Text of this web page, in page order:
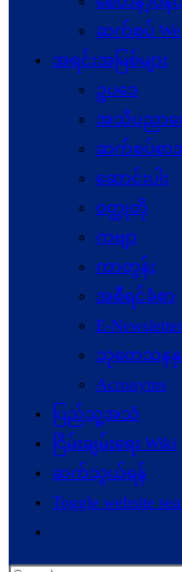
ဆက်စပ်
အရင်းအမြစ်များ
ဥပဒေ
အသိပညာပ
ဆက်စပ်စာအု
ဆောင်းပါး
ဝတ္ထုတို
ကဗျာ
ကာတွန်း
အစီရင်ခံစာ
E-
သုတေသနနှ
Acronyms
ပြည်သူ့အသံ
ငြိမ်းချမ်းရေး Wiki
ဆက်သွယ်ရန်
Toggle website